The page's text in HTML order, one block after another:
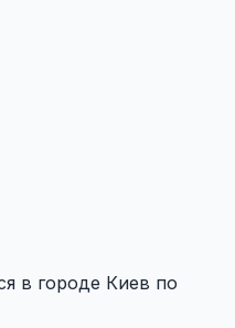
в городе Киев по